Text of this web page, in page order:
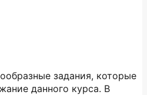
задания, которые
данного курса. В